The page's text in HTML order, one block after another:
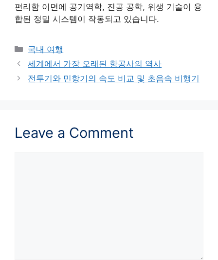
편리함 이면에 공기역학, 진공 공학, 위생 기술이 융
합된 정밀 시스템이 작동되고 있습니다.
Categories
국내 여행
세계에서 가장 오래된 항공사의 역사
전투기와 민항기의 속도 비교 및 초음속 비행기
Leave a Comment